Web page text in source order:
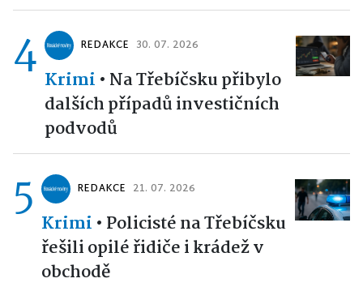
4 REDAKCE 30. 07. 2026
Krimi • Na Třebíčsku přibylo
dalších případů investičních
podvodů
5 REDAKCE 21. 07. 2026
Krimi • Policisté na Třebíčsku
řešili opilé řidiče i krádež v
obchodě